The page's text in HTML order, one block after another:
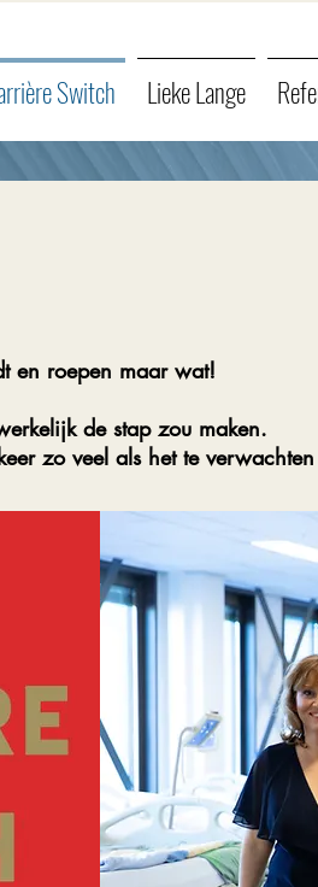
Switch Lieke Lange
en roepen maar wat!
de stap zou maken.
zo veel als het te verwachten